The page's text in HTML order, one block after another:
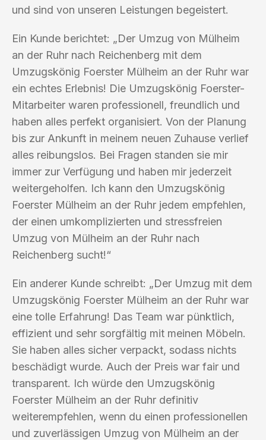
und sind von unseren Leistungen begeistert.
Ein Kunde berichtet: „Der Umzug von Mülheim
an der Ruhr nach Reichenberg mit dem
Umzugskönig Foerster Mülheim an der Ruhr war
ein echtes Erlebnis! Die Umzugskönig Foerster-
Mitarbeiter waren professionell, freundlich und
haben alles perfekt organisiert. Von der Planung
bis zur Ankunft in meinem neuen Zuhause verlief
alles reibungslos. Bei Fragen standen sie mir
immer zur Verfügung und haben mir jederzeit
weitergeholfen. Ich kann den Umzugskönig
Foerster Mülheim an der Ruhr jedem empfehlen,
der einen umkomplizierten und stressfreien
Umzug von Mülheim an der Ruhr nach
Reichenberg sucht!“
Ein anderer Kunde schreibt: „Der Umzug mit dem
Umzugskönig Foerster Mülheim an der Ruhr war
eine tolle Erfahrung! Das Team war pünktlich,
effizient und sehr sorgfältig mit meinen Möbeln.
Sie haben alles sicher verpackt, sodass nichts
beschädigt wurde. Auch der Preis war fair und
transparent. Ich würde den Umzugskönig
Foerster Mülheim an der Ruhr definitiv
weiterempfehlen, wenn du einen professionellen
und zuverlässigen Umzug von Mülheim an der